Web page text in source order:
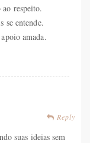
respeito.
se entende.
amada.
Reply
suas ideias sem